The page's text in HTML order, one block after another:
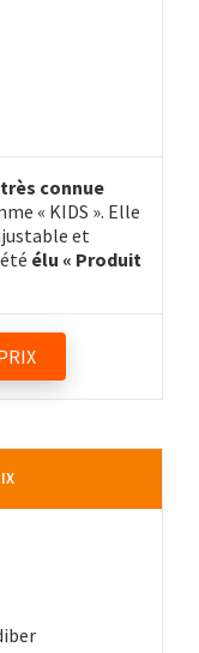
connue
« KIDS ». Elle
et
élu « Produit